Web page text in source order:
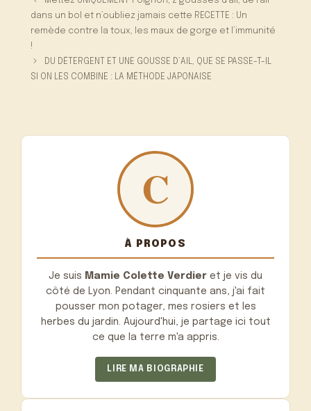
dans un bol et n’oubliez jamais cette RECETTE : Un
remède contre la toux, les maux de gorge et l’immunité
!
DU DÉTERGENT ET UNE GOUSSE D’AIL, QUE SE PASSE-T-IL
SI ON LES COMBINE : LA MÉTHODE JAPONAISE
À PROPOS
Je suis Mamie Colette Verdier et je vis du
côté de Lyon. Pendant cinquante ans, j'ai fait
pousser mon potager, mes rosiers et les
herbes du jardin. Aujourd'hui, je partage ici tout
ce que la terre m'a appris.
LIRE MA BIOGRAPHIE